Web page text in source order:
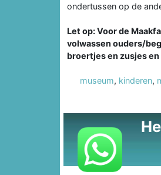
ondertussen op de
Let op: Voor de
volwassen ouders/
broertjes en zusjes
museum, kinderen,